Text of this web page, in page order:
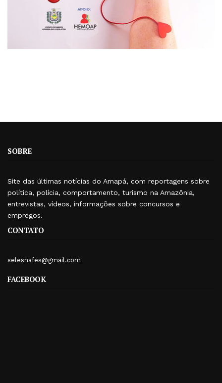
SOBRE
Site das últimas notícias do Amapá, com reportagens sobre
política, polícia, comportamento, turismo na Amazônia,
entrevistas, vídeos, informações sobre concursos e
empregos.
CONTATO
selesnafes@gmail.com
FACEBOOK